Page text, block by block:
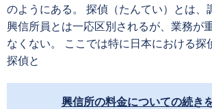
のようにある。 探偵（たんてい）とは、
興信所員とは一応区別されるが、業務が
なくない。 ここでは特に日本における探
探偵と
興信所の料金についての続き